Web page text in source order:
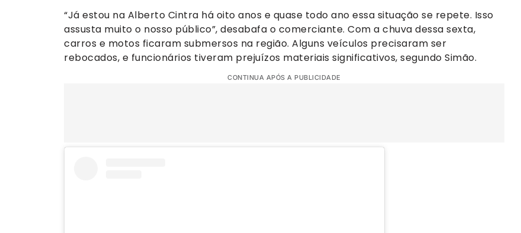
“Já estou na Alberto Cintra há oito anos e quase todo ano essa situação se repete. Isso
assusta muito o nosso público”, desabafa o comerciante. Com a chuva dessa sexta,
carros e motos ficaram submersos na região. Alguns veículos precisaram ser
rebocados, e funcionários tiveram prejuízos materiais significativos, segundo Simão.
CONTINUA APÓS A PUBLICIDADE